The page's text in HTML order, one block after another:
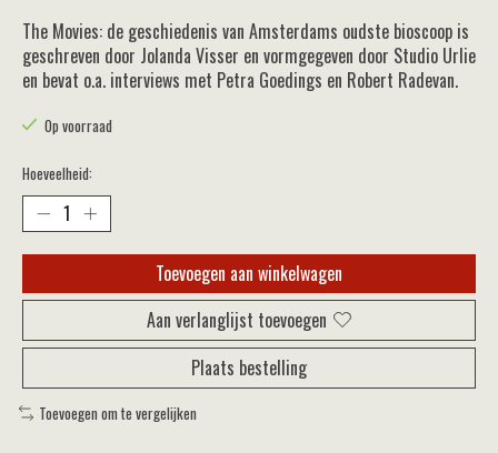
The Movies: de geschiedenis van Amsterdams oudste bioscoop is
geschreven door Jolanda Visser en vormgegeven door Studio Urlie
en bevat o.a. interviews met Petra Goedings en Robert Radevan.
Op voorraad
Hoeveelheid:
Toevoegen aan winkelwagen
Aan verlanglijst toevoegen
Plaats bestelling
Toevoegen om te vergelijken